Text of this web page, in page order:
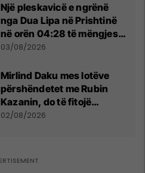
Një pleskavicë e ngrënë
nga Dua Lipa në Prishtinë
në orën 04:28 të mëngjesit
- dhe bota digjitale serbe
03/08/2026
Mirlind Daku mes lotëve
përshëndetet me Rubin
Kazanin, do të fitojë
miliona te Spartak Moska
02/08/2026